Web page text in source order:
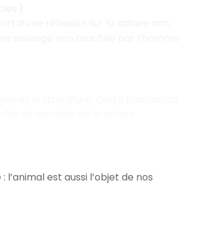
est aussi l’objet de nos